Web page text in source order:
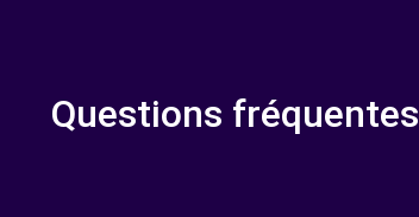
Questions fréquentes